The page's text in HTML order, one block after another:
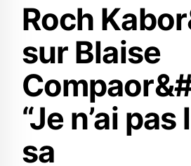
Roch
sur Blaise
“Je n’ai
sa